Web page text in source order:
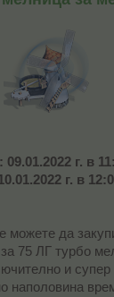
09.01.2022 г. в
г. в
можете да
за 75 ЛГ турбо
и
наполовина